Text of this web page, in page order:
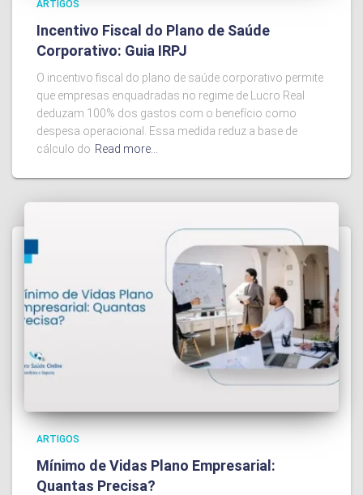
ARTIGOS
Incentivo Fiscal do Plano de Saúde
Corporativo: Guia IRPJ
O incentivo fiscal do plano de saúde corporativo permite
que empresas enquadradas no regime de Lucro Real
deduzam 100% dos gastos com o benefício como
despesa operacional. Essa medida reduz a base de
cálculo do Read more…
ARTIGOS
Mínimo de Vidas Plano Empresarial:
Quantas Precisa?